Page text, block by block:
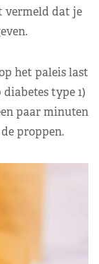
vermeld dat je
het paleis last
type 1)
paar minuten
proppen.